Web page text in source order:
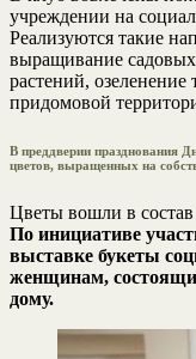
учреждении на
Реализуются такие
выращивание
растений, озеленение
придомовой
В преддверии празднования
цветов, выращенных на
Цветы вошли в
По инициативе
выставке букеты
женщинам,
дому.